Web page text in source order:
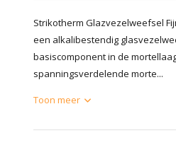
Strikotherm Glazvezelweefsel
een alkalibestendig
basiscomponent in de
spanningsverdelende morte...
Toon meer